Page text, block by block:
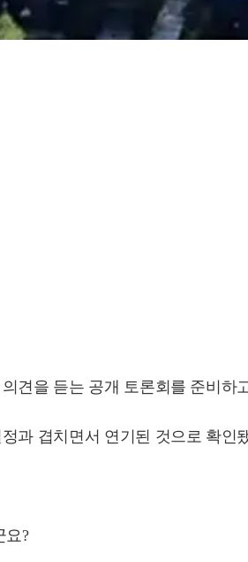
견을 듣는 공개 토론회를 준비하
과 겹치면서 연기된 것으로 확인
요?